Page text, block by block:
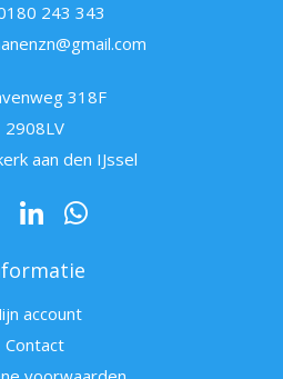
243 343
318F
2908LV
aan den IJssel
account
Contact